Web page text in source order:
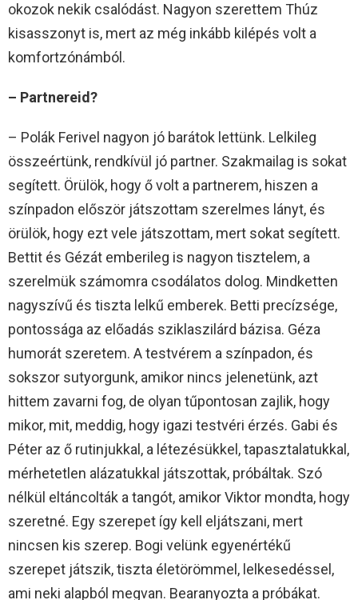
okozok nekik csalódást. Nagyon szerettem Thúz
kisasszonyt is, mert az még inkább kilépés volt a
komfortzónámból.
– Partnereid?
– Polák Ferivel nagyon jó barátok lettünk. Lelkileg
összeértünk, rendkívül jó partner. Szakmailag is sokat
segített. Örülök, hogy ő volt a partnerem, hiszen a
színpadon először játszottam szerelmes lányt, és
örülök, hogy ezt vele játszottam, mert sokat segített.
Bettit és Gézát emberileg is nagyon tisztelem, a
szerelmük számomra csodálatos dolog. Mindketten
nagyszívű és tiszta lelkű emberek. Betti precízsége,
pontossága az előadás sziklaszilárd bázisa. Géza
humorát szeretem. A testvérem a színpadon, és
sokszor sutyorgunk, amikor nincs jelenetünk, azt
hittem zavarni fog, de olyan tűpontosan zajlik, hogy
mikor, mit, meddig, hogy igazi testvéri érzés. Gabi és
Péter az ő rutinjukkal, a létezésükkel, tapasztalatukkal,
mérhetetlen alázatukkal játszottak, próbáltak. Szó
nélkül eltáncolták a tangót, amikor Viktor mondta, hogy
szeretné. Egy szerepet így kell eljátszani, mert
nincsen kis szerep. Bogi velünk egyenértékű
szerepet játszik, tiszta életörömmel, lelkesedéssel,
ami neki alapból megvan. Bearanyozta a próbákat.